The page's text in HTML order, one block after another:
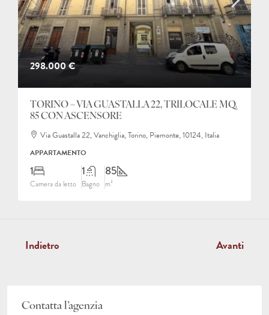
298.000 €
TORINO – VIA GUASTALLA 22, TRILOCALE MQ.
85 CON ASCENSORE
Via Guastalla 22, Vanchiglia, Torino, Piemonte, 10124, Italia
APPARTAMENTO
1
Camera da letto
1
Bagno
85
m²
Indietro Avanti
Contatta l’agenzia